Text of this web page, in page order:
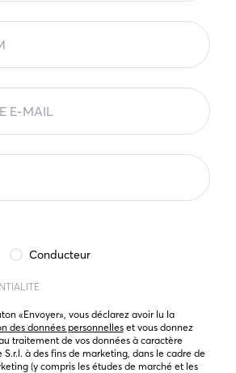
Conducteur
En cliquant sur le bouton « Envoyer », vous déclarez avoir lu la
des données personnelles et vous donnez
traitement de vos données à caractère
à des fins de marketing, dans le cadre de
(y compris les études de marché et les